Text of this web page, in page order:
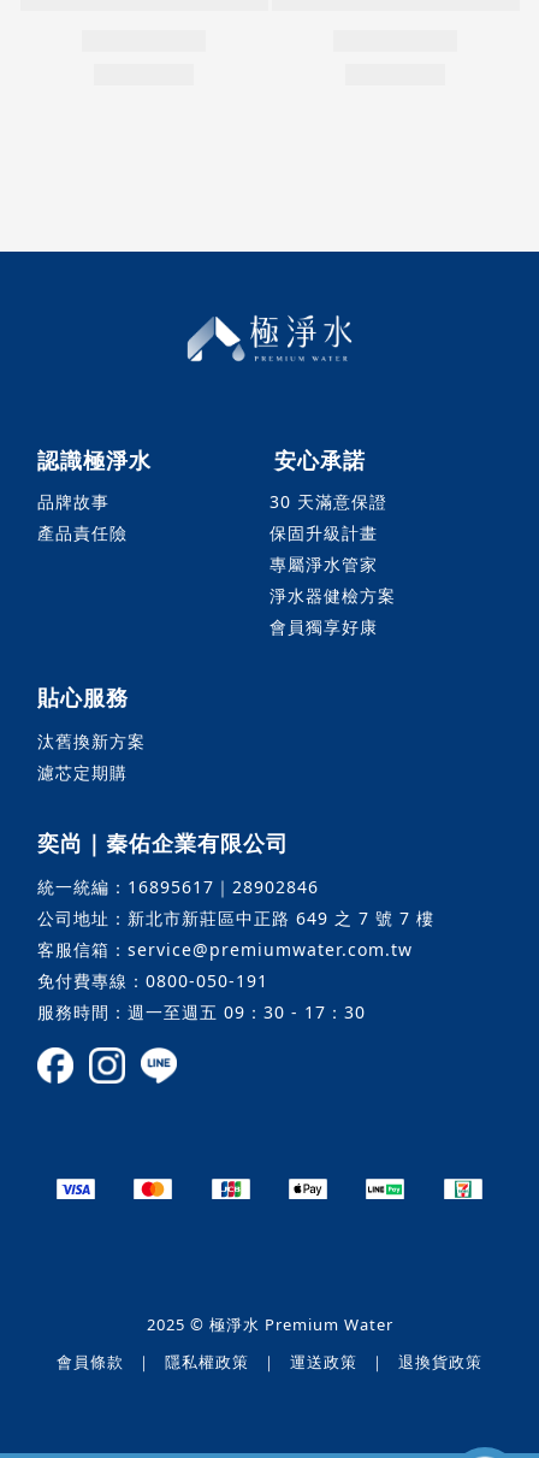
認識極淨水
品牌故事
產品責任險
安心承諾
30 天滿意保證
保固升級計畫
專屬淨水管家
淨水器健檢方案
會員獨享好康
貼心服務
汰舊換新方案
濾芯定期購
奕尚｜秦佑企業有限公司
統一統編：16895617｜28902846
公司地址：新北市新莊區中正路 649 之 7 號 7 樓
客服信箱：service@premiumwater.com.tw
免付費專線：0800-050-191
服務時間：週一至週五 09：30 - 17：30
2025 © 極淨水 Premium Water
會員條款
｜ 隱私權政策 ｜ 運送政策 ｜ 退換貨政策